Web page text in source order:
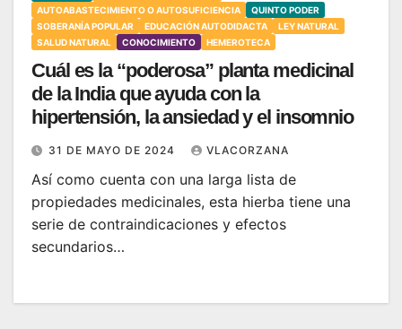
AUTOABASTECIMIENTO O AUTOSUFICIENCIA
QUINTO PODER
SOBERANÍA POPULAR
EDUCACIÓN AUTODIDACTA
LEY NATURAL
SALUD NATURAL
CONOCIMIENTO HEMEROTECA
Cuál es la “poderosa” planta medicinal
de la India que ayuda con la
hipertensión, la ansiedad y el insomnio
31 DE MAYO DE 2024 VLACORZANA
Así como cuenta con una larga lista de
propiedades medicinales, esta hierba tiene una
serie de contraindicaciones y efectos
secundarios…